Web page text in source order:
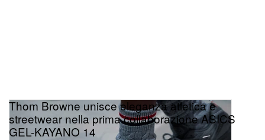
Thom Browne unisce eleganza atletica e
streetwear nella prima collaborazione ASICS
GEL-KAYANO 14